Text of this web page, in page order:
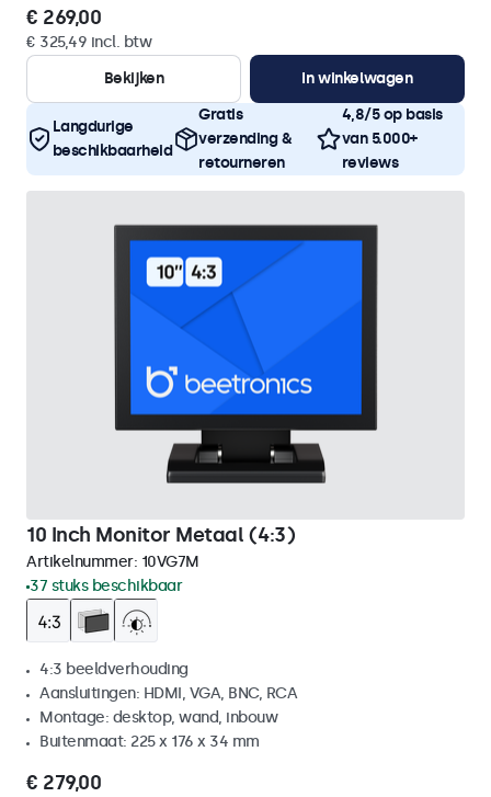
€ 269,00
€ 325,49 incl. btw
Bekijken
In winkelwagen
Langdurige
beschikbaarheid
Gratis
verzending &
retourneren
4,8/5 op basis
van 5.000+
reviews
10 Inch Monitor Metaal (4:3)
Artikelnummer: 10VG7M
37 stuks beschikbaar
4:3 beeldverhouding
Aansluitingen: HDMI, VGA, BNC, RCA
Montage: desktop, wand, inbouw
Buitenmaat: 225 x 176 x 34 mm
€ 279,00